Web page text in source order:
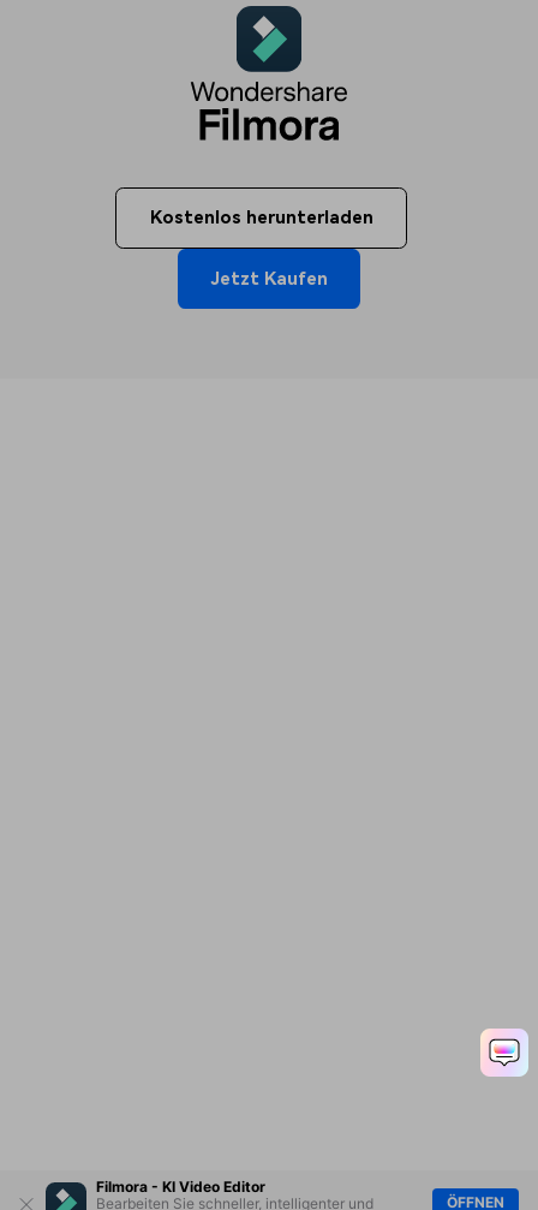
Filmora - KI Video Editor
Bearbeiten Sie schneller, intelligenter und
ÖFFNEN
Kostenlos herunterladen
Jetzt Kaufen